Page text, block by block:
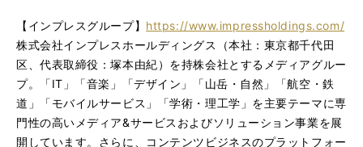
【インプレスグループ】 https://www.impressholdings.com/
株式会社インプレスホールディングス（本社：東京都千代田
区、代表取締役：塚本由紀）を持株会社とするメディアグルー
プ。「IT」「音楽」「デザイン」「山岳・自然」「航空・鉄
道」「モバイルサービス」「学術・理工学」を主要テーマに専
門性の高いメディア&サービスおよびソリューション事業を展
開しています。さらに、コンテンツビジネスのプラットフォー